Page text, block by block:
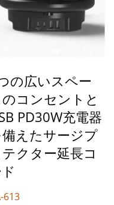
研究開発リソースを活用
て、アイデアを生産まで
現することができま
の広いスペー
コンセントと
PD30W充電器
えたサージプ
テクター延長コ
613